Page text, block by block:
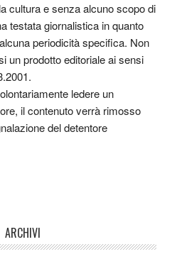
cultura e senza alcuno scopo di
testata giornalistica in quanto
periodicità specifica. Non
un prodotto editoriale ai sensi
ledere un
il contenuto verrà rimosso
del detentore
ARCHIVI